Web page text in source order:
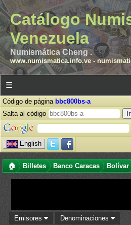
Catálogo
Venezuela
Numismática Cheng .
www.numismatica.info.ve-
☰
Código de página bbc800bs-a
Salta al código
English
🏠 Billetes Banco Caracas Bolívar
Emisores Denominaciones